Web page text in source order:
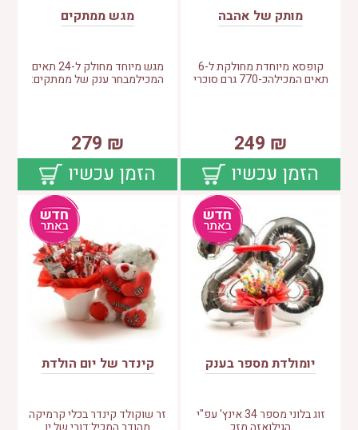
מותק של אהבה
קופסא מיוחדת מחולקת ל-6
תאים המכילהכ-770 גרם סוכרי
₪
249
הזמן עכשיו
מגש ממתקים
מגש מיוחד מחולק ל-24 תאים
המכילמבחר ענק של ממתקים:
₪
279
הזמן עכשיו
יומולדת מספר בענק
זוג בלוני מספר 34 אינץ' עפ"י
קינדר של יום הולדת
זר שוקולד קינדר בכלי קרמיקה